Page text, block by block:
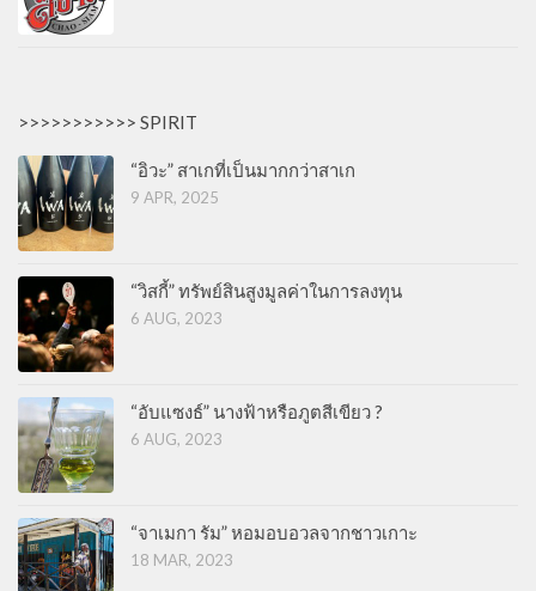
>>>>>>>>>>> SPIRIT
“อิวะ” สาเกที่เป็นมากกว่าสาเก
9 APR, 2025
“วิสกี้” ทรัพย์สินสูงมูลค่าในการลงทุน
6 AUG, 2023
“อับแซงธ์” นางฟ้าหรือภูตสีเขียว ?
6 AUG, 2023
“จาเมกา รัม” หอมอบอวลจากชาวเกาะ
18 MAR, 2023